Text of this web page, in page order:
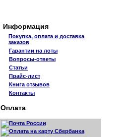
Информация
Покупка, оплата и доставка
заказов
Гарантии на лоты
Вопросы-ответы
Статьи
Прайс-лист
Книга отзывов
Контакты
Оплата